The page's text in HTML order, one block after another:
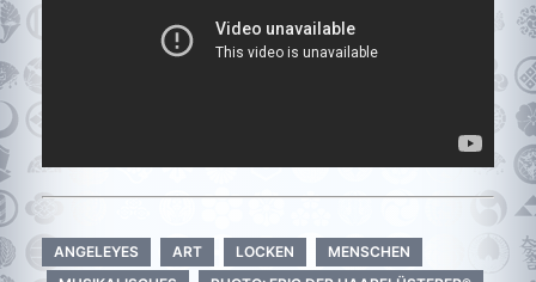
ANGELEYES ART LOCKEN
MENSCHEN